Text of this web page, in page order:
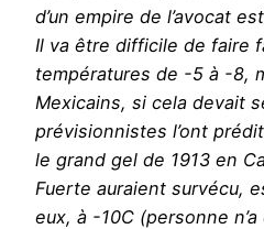
d’un empire de l’avocat
Il va être difficile de faire
températures de -5 à -8,
Mexicains, si cela devait
prévisionnistes l’ont
le grand gel de 1913 en
Fuerte auraient survécu,
eux, à -10C (personne